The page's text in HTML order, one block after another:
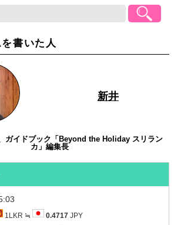
書いた人
新井
ガイドブック「Beyond the Holiday スリラン
カ」編集長
1LKR ≒ 0.4717 JPY